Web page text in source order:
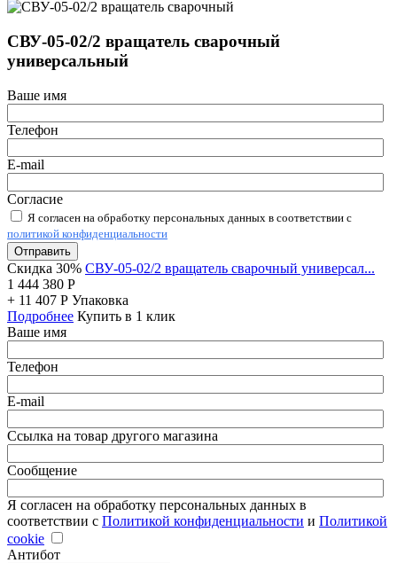
СВУ-05-02/2 вращатель сварочный
универсальный
Ваше имя
Телефон
E-mail
Согласие
Я согласен на обработку персональных данных в соответствии с
политикой конфиденциальности
Отправить
Скидка 30% СВУ-05-02/2 вращатель сварочный универсал...
1 444 380 Р
+ 11 407 Р Упаковка
Подробнее Купить в 1 клик
Ваше имя
Телефон
E-mail
Ссылка на товар другого магазина
Сообщение
Я согласен на обработку персональных данных в
соответствии с Политикой конфиденциальности и Политикой
cookie
Антибот